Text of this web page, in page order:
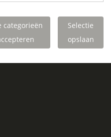
categorieën
Selectie
opslaan